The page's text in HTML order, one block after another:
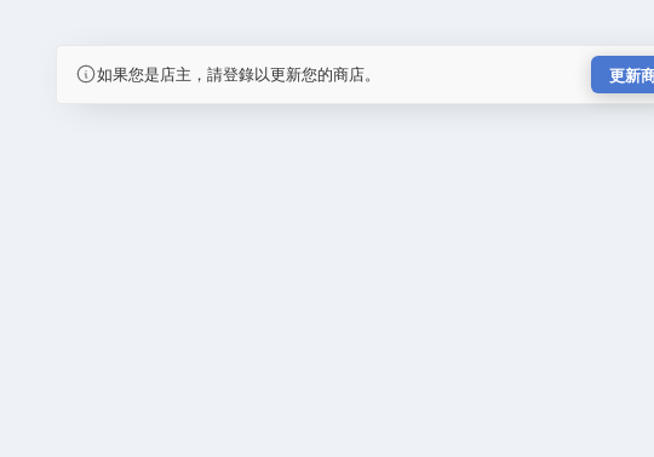
如果您是店主，請登錄以更新您的商店。 更新